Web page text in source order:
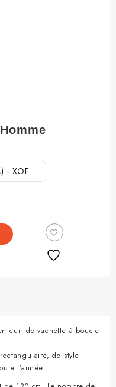
- XOF
cuir de vachette à boucle
de style
l’année.